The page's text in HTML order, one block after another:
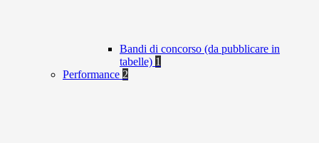
Bandi di concorso (da pubblicare in
tabelle) 1
Performance 2